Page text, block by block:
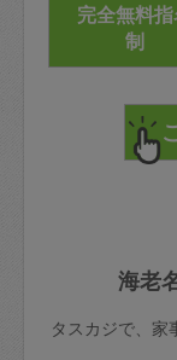
完全無料指
制
海老
タスカジで、家